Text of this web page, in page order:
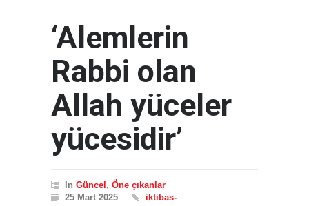
‘Alemlerin
Rabbi olan
Allah yüceler
yücesidir’
In Güncel, Öne çıkanlar
25 Mart 2025
iktibas-